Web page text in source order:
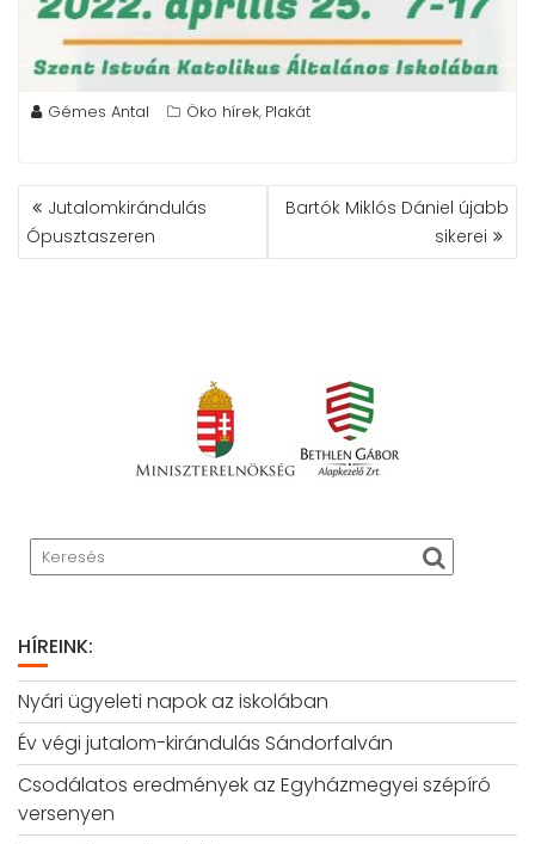
Gémes Antal Öko hírek, Plakát
BEJEGYZÉS
NAVIGÁCIÓ
Jutalomkirándulás
Ópusztaszeren
Bartók Miklós Dániel újabb
sikerei
HÍREINK:
Nyári ügyeleti napok az iskolában
Év végi jutalom-kirándulás Sándorfalván
Csodálatos eredmények az Egyházmegyei szépíró
versenyen